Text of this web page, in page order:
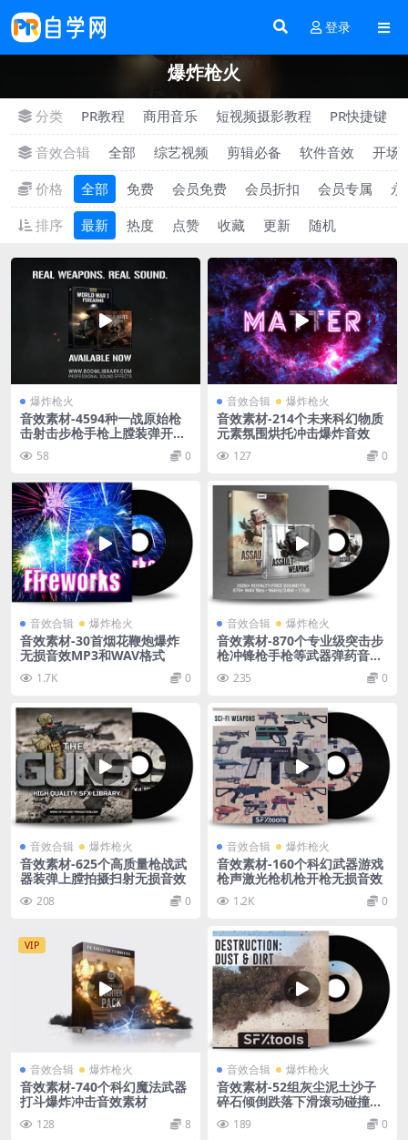
登录
爆炸枪火
分类 PR教程 商用音乐 短视频摄影教程 PR快捷键
音效合辑
全部 综艺视频 剪辑必备 软件音效
开场
价格
全部 免费 会员免费 会员折扣 会员专属
排序
最新 热度 点赞 收藏 更新 随机
爆炸枪火
音效素材-4594种一战原始枪
击射击步枪手枪上膛装弹开枪
58 0
音效合辑 爆炸枪火
音效素材-214个未来科幻物质
元素氛围烘托冲击爆炸音效
127 0
音效合辑 爆炸枪火
音效素材-30首烟花鞭炮爆炸
无损音效MP3和WAV格式
1.7K 0
音效合辑 爆炸枪火
音效素材-870个专业级突击步
枪冲锋枪手枪等武器弹药音效
套装235 0
音效合辑 爆炸枪火
音效素材-625个高质量枪战武
器装弹上膛拍摄扫射无损音效
208 0
音效合辑 爆炸枪火
音效素材-160个科幻武器游戏
枪声激光枪机枪开枪无损音效
1.2K 0
VIP
音效合辑 爆炸枪火
音效素材-740个科幻魔法武器
打斗爆炸冲击音效素材
128 8
音效合辑 爆炸枪火
音效素材-52组灰尘泥土沙子
碎石倾倒跌落下滑滚动碰撞无
损音效 Destruction Dust an
d Dirt
189 0